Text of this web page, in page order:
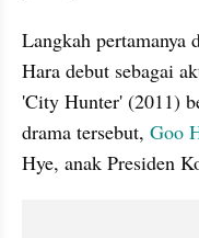
Langkah pertamanya
Hara debut sebagai
'City Hunter' (2011)
drama tersebut, Goo
Hye, anak Presiden